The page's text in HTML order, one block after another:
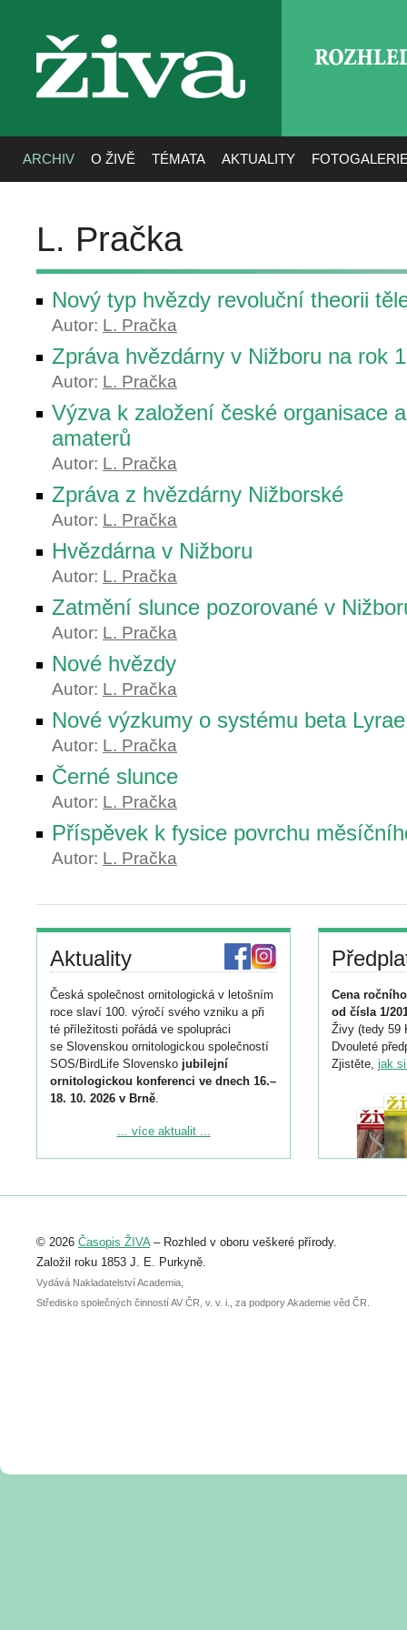
živa
ARCHIV O ŽIVĚ TÉMATA AKTUALITY
L. Pračka
Nový typ hvězdy revoluční theorii
Autor: L. Pračka
Zpráva hvězdárny v Nižboru na rok
Autor: L. Pračka
Výzva k založení české organisace
amaterů
Autor: L. Pračka
Zpráva z hvězdárny Nižborské
Autor: L. Pračka
Hvězdárna v Nižboru
Autor: L. Pračka
Zatmění slunce pozorované v
Autor: L. Pračka
Nové hvězdy
Autor: L. Pračka
Nové výzkumy o systému beta Lyrae
Autor: L. Pračka
Černé slunce
Autor: L. Pračka
Příspěvek k fysice povrchu
Autor: L. Pračka
Aktuality
Česká společnost ornitologická v letošním
roce slaví 100. výročí svého vzniku a při
té příležitosti pořádá ve spolupráci
se Slovenskou ornitologickou společností
SOS/BirdLife Slovensko jubilejní
ornitologickou konferenci ve dnech 16.–
18. 10. 2026 v Brně.
Podrobnější informace ke konferenci
Registrovat se můžete do 6. září.
abstraktu přihlášené přednášky nebo
posteru je už 30. června.
... více aktualit ...
Cena
od čísla 1/
Živy (tedy 59
Dvouleté
Zjistěte, jak
© 2026 Časopis ŽIVA– Rozhled v oboru veškeré přírody.
Založil roku 1853 J. E. Purkyně.
Vydává Nakladatelství Academia,
Středisko společných činností AV ČR, v. v. i., za podpory Akademie věd ČR.